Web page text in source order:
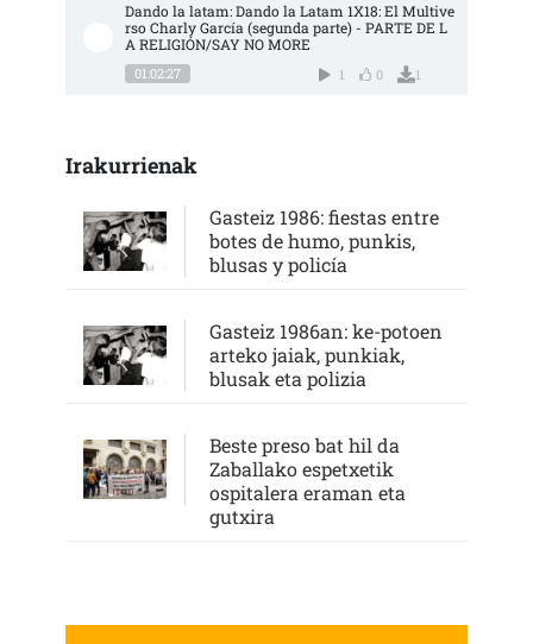
Dando la latam: Dando la Latam 1X18: El Multive
rso Charly García (segunda parte) - PARTE DE L
A RELIGIÓN/SAY NO MORE
01:02:27 1 0 1
Irakurrienak
Gasteiz 1986: fiestas entre
botes de humo, punkis,
blusas y policía
Gasteiz 1986an: ke-potoen
arteko jaiak, punkiak,
blusak eta polizia
Beste preso bat hil da
Zaballako espetxetik
ospitalera eraman eta
gutxira